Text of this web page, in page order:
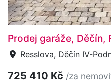
Prodej garáže, Děčín,
Resslova, Děčín IV-
725 410 Kč /za